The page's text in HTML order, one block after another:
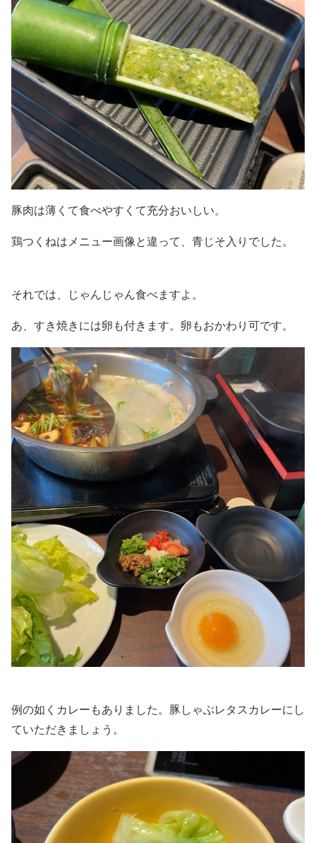
豚肉は薄くて食べやすくて充分おいしい。
鶏つくねはメニュー画像と違って、青じそ入りでした。
それでは、じゃんじゃん食べますよ。
あ、すき焼きには卵も付きます。卵もおかわり可です。
例の如くカレーもありました。豚しゃぶレタスカレーにし
ていただきましょう。